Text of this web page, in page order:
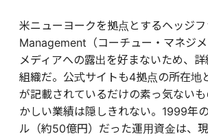
米ニューヨークを拠点とするヘッジ
Management（コーチュー・マネジ
メディアへの露出を好まないため、
組織だ。公式サイトも4拠点の所在地
が記載されているだけの素っ気ない
かしい業績は隠しきれない。1999年
ル（約50億円）だった運用資金は、